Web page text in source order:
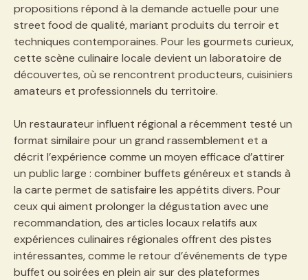
propositions répond à la demande actuelle pour une
street food de qualité, mariant produits du terroir et
techniques contemporaines. Pour les gourmets curieux,
cette scène culinaire locale devient un laboratoire de
découvertes, où se rencontrent producteurs, cuisiniers
amateurs et professionnels du territoire.
Un restaurateur influent régional a récemment testé un
format similaire pour un grand rassemblement et a
décrit l’expérience comme un moyen efficace d’attirer
un public large : combiner buffets généreux et stands à
la carte permet de satisfaire les appétits divers. Pour
ceux qui aiment prolonger la dégustation avec une
recommandation, des articles locaux relatifs aux
expériences culinaires régionales offrent des pistes
intéressantes, comme le retour d’événements de type
buffet ou soirées en plein air sur des plateformes